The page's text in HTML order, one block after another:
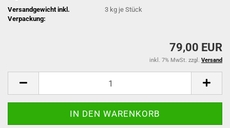
Versandgewicht inkl.
Verpackung:
3 kg je Stück
79,00 EUR
inkl. 7% MwSt. zzgl. Versand